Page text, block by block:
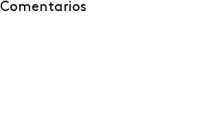
Comentarios